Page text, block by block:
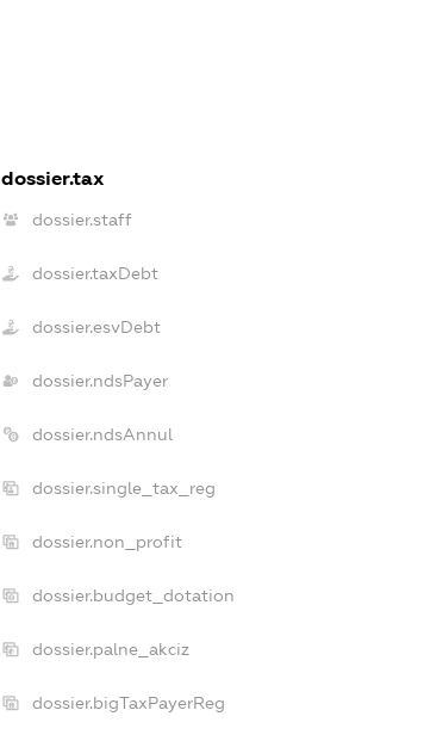
dossier.tax
dossier.staff
dossier.taxDebt
dossier.esvDebt
dossier.ndsPayer
dossier.ndsAnnul
dossier.single_tax_reg
dossier.non_profit
dossier.budget_dotation
dossier.palne_akciz
dossier.bigTaxPayerReg